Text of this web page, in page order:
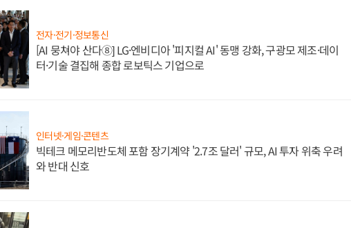
전자·전기·정보통신
[AI 뭉쳐야 산다⑧] LG·엔비디아 '피지컬 AI' 동맹 강화, 구광모 제조·데이
터·기술 결집해 종합 로보틱스 기업으로
인터넷·게임·콘텐츠
빅테크 메모리반도체 포함 장기계약 '2.7조 달러' 규모, AI 투자 위축 우려
와 반대 신호